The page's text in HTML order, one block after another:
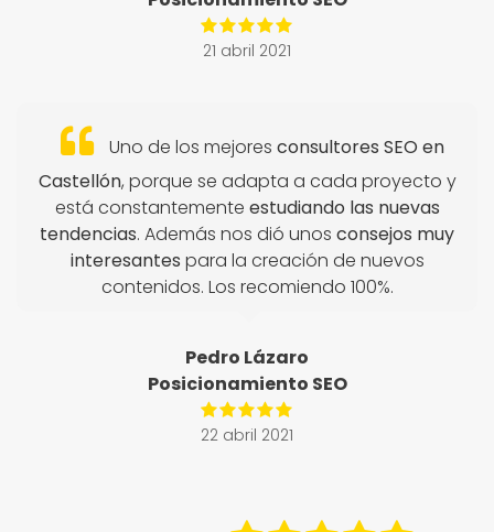
21 abril 2021
Uno de los mejores consultores SEO en
Castellón, porque se adapta a cada proyecto y
está constantemente estudiando las nuevas
tendencias. Además nos dió unos consejos muy
interesantes para la creación de nuevos
contenidos. Los recomiendo 100%.
Pedro Lázaro
Posicionamiento SEO
22 abril 2021